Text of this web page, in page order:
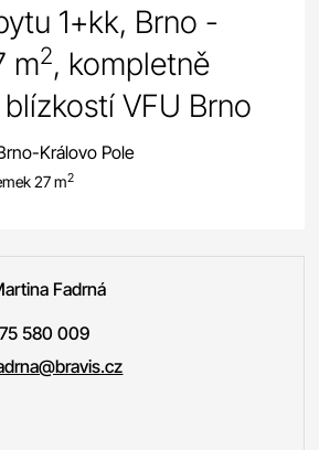
1+kk, Brno -
m2, kompletně
VFU Brno
Královo Pole
27 m2
Fadrná
580 009